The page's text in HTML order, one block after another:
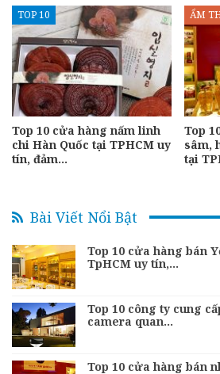
TOP 10
Top 10 cửa hàng nấm linh
chi Hàn Quốc tại TPHCM uy
tín, đảm…
ẨM
Top
sâm,
tại
Bài Viết Nổi Bật
Top 10 cửa hàng bán
TpHCM uy tín,…
Top 10 công ty cung
camera quan…
Top 10 cửa hàng bán